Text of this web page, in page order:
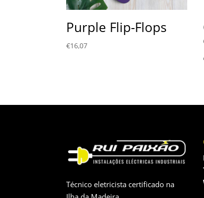
Purple Flip-Flops
€16,07
Técnico eletricista certificado na